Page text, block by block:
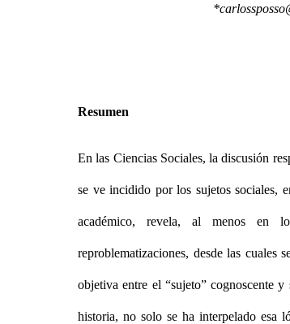
Resumen
En las Ciencias Sociales, la discusión
se ve incidido por los sujetos sociales,
académico, revela, al menos en
reproblematizaciones, desde las cuales
objetiva entre el “sujeto” cognoscente
historia, no solo se ha interpelado esa